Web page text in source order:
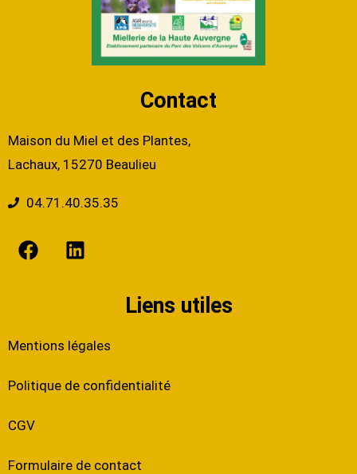
Contact
Maison du Miel et des Plantes,
Lachaux, 15270 Beaulieu
04.71.40.35.35
Liens utiles
Mentions légales
Politique de confidentialité
CGV
Formulaire de contact